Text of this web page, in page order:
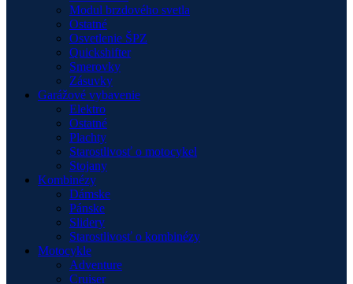
Modul brzdového svetla
Ostatné
Osvetlenie ŠPZ
Quickshifter
Smerovky
Zásuvky
Garážové vybavenie
Elektro
Ostatné
Plachty
Starostlivosť o motocykel
Stojany
Kombinézy
Dámske
Pánske
Slidery
Starostlivosť o kombinézy
Motocykle
Adventure
Cruiser